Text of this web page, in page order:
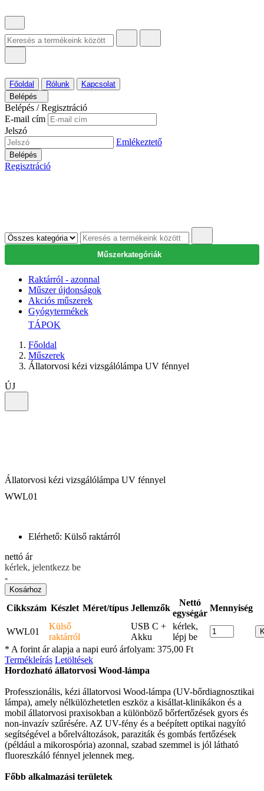
Főoldal Rólunk
Kapcsolat
Belépés
Belépés / Regisztráció
E-mail cím
Jelszó
Emlékeztető
Belépés
Regisztráció
Műszerkategóriák
Raktárról - azonnal
Műszer újdonságok
Akciós műszerek
Gyógytermékek
TÁPOK
Főoldal
Műszerek
Állatorvosi kézi vizsgálólámpa UV fénnyel
ÚJ
Állatorvosi kézi vizsgálólámpa UV fénnyel
WWL01
Elérhető: Külső raktárról
nettó ár
kérlek, jelentkezz be
-
Kosárhoz
Cikkszám Készlet Méret/típus Jellemzők
Nettó
egységár
Mennyiség
WWL01
Külső
raktárról
USB C +
Akku
kérlek,
lépj be
* A forint ár alapja a napi euró árfolyam: 375,00 Ft
Termékleírás Letöltések
Hordozható állatorvosi Wood-lámpa
Professzionális, kézi állatorvosi Wood-lámpa (UV-bőrdiagnosztikai
lámpa), amely nélkülözhetetlen eszköz a kisállat-klinikákon és a
mobil állatorvosi praxisokban a különböző bőrfertőzések gyors és
non-invazív szűrésére. AZ UV-fény és a beépített optikai nagyító
segítségével a bőrelváltozások, paraziták és gombás fertőzések
(például a mikorospória) azonnal, szabad szemmel is jól látható
fluoreszkáló fénnyel jelennek meg.
Főbb alkalmazási területek